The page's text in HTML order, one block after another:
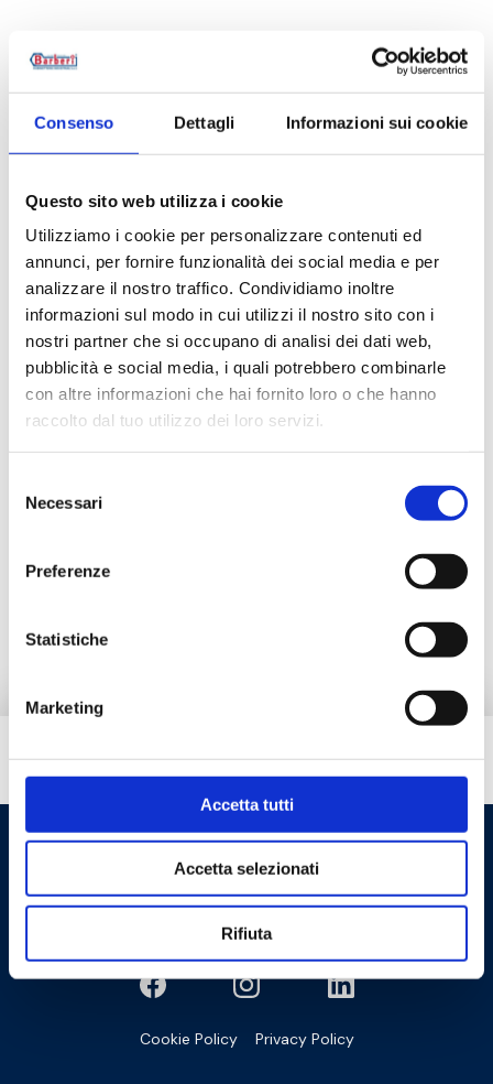
Consenso Dettagli Informazioni sui cookie
Questo sito web utilizza i cookie
Utilizziamo i cookie per personalizzare contenuti ed
annunci, per fornire funzionalità dei social media e per
analizzare il nostro traffico. Condividiamo inoltre
informazioni sul modo in cui utilizzi il nostro sito con i
nostri partner che si occupano di analisi dei dati web,
pubblicità e social media, i quali potrebbero combinarle
con altre informazioni che hai fornito loro o che hanno
raccolto dal tuo utilizzo dei loro servizi.
delNecessari
Preferenze
Statistiche
Marketing
Accetta tutti
Accetta selezionati
Rifiuta
Codice articolo Misura
006010000KV G 3/8 F - G 3/8 M
006020000KV G 3/4 F - G 3/4 M
006025000KV G 1 F - G 1 M
Descrizione
Hai bisogno di aiuto?
Cookie Policy Privacy Policy